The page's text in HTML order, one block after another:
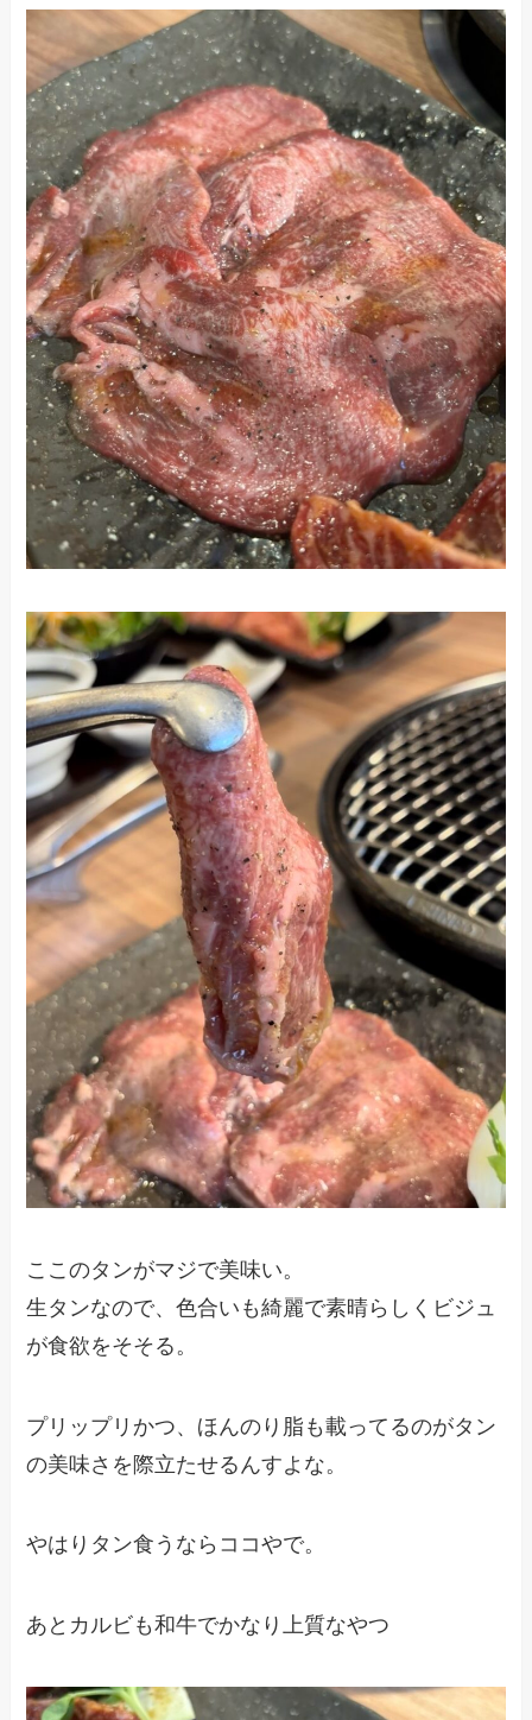
ここのタンがマジで美味い。
生タンなので、色合いも綺麗で素晴らしくビジュ
が食欲をそそる。
プリップリかつ、ほんのり脂も載ってるのがタン
の美味さを際立たせるんすよな。
やはりタン食うならココやで。
あとカルビも和牛でかなり上質なやつ